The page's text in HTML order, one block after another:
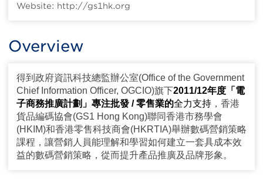
Website: http://gs1hk.org
Overview
得到政府資訊科技總監辦公室(Office of the Government
Chief Information Officer, OGCIO)旗下2011/12年度「電
子商務推廣計劃」專注批發 / 零售業的全力支持 ，香港
貨品編碼協會(GS1 Hong Kong)聯同香港市務學會
(HKIM)和香港零售科技商會(HKRTIA)舉辦數碼營銷策略
課程，讓營銷人員能理解和學習如何建立一套具成本效
益的數碼營銷策略，從而提升產品推廣及品牌形象。